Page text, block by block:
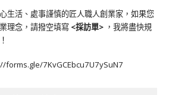
生活、處事謹慎的匠人職人創業家，如果您
理念，請撥空填寫 <採訪單> ，我將盡快規
forms.gle/7KvGCEbcu7U7ySuN7